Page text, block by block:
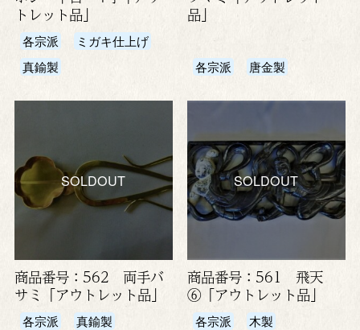
トレット品」
各宗派
ミガキ仕上げ
真鍮製
品」
各宗派 唐金製
SOLDOUT
商品番号：562 両手バ
サミ「アウトレット品」
各宗派 真鍮製
SOLDOUT
商品番号：561 飛天
⑥「アウトレット品」
各宗派 木製